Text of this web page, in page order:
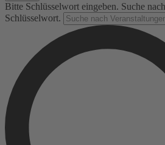
Bitte Schlüsselwort eingeben. Suche
Schlüsselwort.